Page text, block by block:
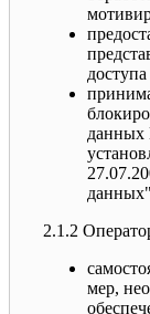
данных
2.1.2
мер,